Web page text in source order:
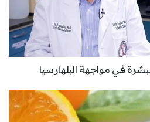
في مواجهة البلهارسيا